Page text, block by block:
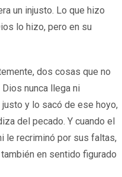
un injusto. Lo que hizo
lo hizo, pero en su
dos cosas que no
nunca llega ni
y lo sacó de ese hoyo,
del pecado. Y cuando el
le recriminó por sus faltas,
en sentido figurado